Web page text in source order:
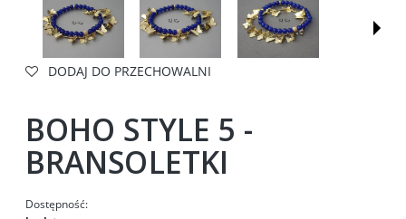
DODAJ DO PRZECHOWALNI
BOHO STYLE 5 -
BRANSOLETKI
Dostępność: